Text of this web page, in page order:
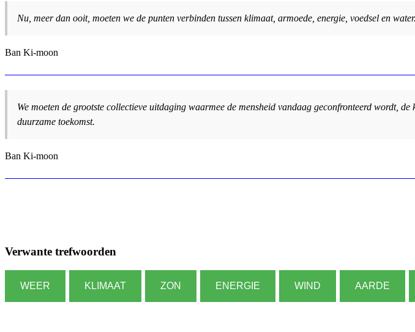
Nu, meer dan ooit, moeten we de punten verbinden tussen klimaat, armoede, energie, voedsel en
Ban Ki-moon
We moeten de grootste collectieve uitdaging waarmee de mensheid vandaag geconfronteerd wordt,
duurzame toekomst.
Ban Ki-moon
Verwante trefwoorden
WEER KLIMAAT ZON ENERGIE WIND AARDE